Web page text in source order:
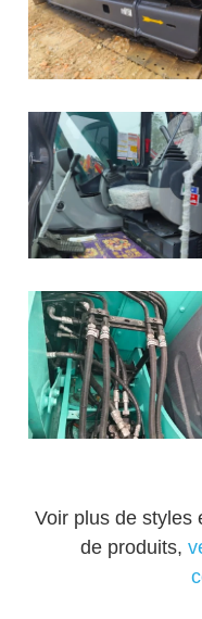
Voir plus de styles
de produits,